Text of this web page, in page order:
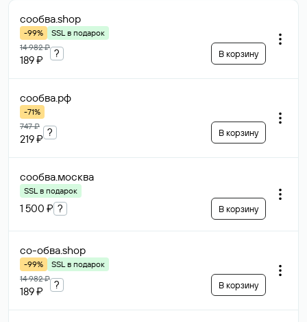
сообва.shop
-99%
SSL в подарок
14 982 ₽
189 ₽
? В корзину
сообва.рф
-71%
747 ₽
219 ₽
? В корзину
сообва.москва
SSL в подарок
1 500 ₽ ? В корзину
со-обва.shop
-99%
SSL в подарок
14 982 ₽
189 ₽
? В корзину